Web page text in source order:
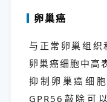
卵巢癌
与正常卵巢组织
卵巢癌细胞中高
抑制卵巢癌细
GPR56敲除可